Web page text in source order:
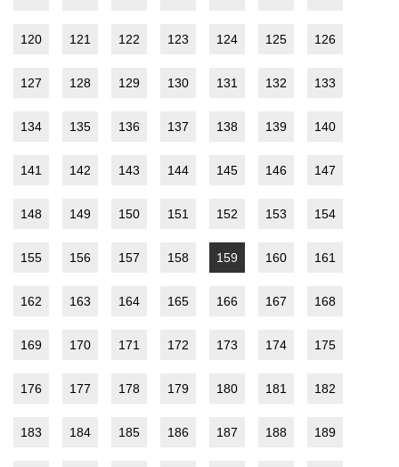
120 121 122 123 124 125 126
127 128 129 130 131 132 133
134 135 136 137 138 139 140
141 142 143 144 145 146 147
148 149 150 151 152 153 154
155 156 157 158 159 160 161
162 163 164 165 166 167 168
169 170 171 172 173 174 175
176 177 178 179 180 181 182
183 184 185 186 187 188 189